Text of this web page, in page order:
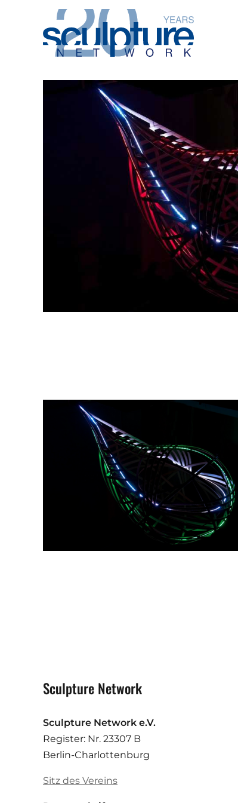
Skip to main content
Sculpture Network
Sculpture Network e.V.
Register: Nr. 23307 B
Berlin-Charlottenburg
Sitz des Vereins